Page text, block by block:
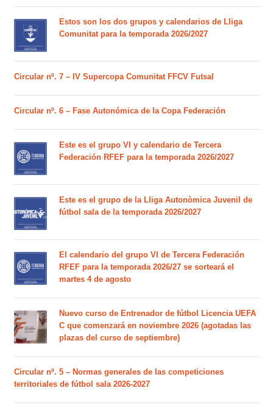
Estos son los dos grupos y calendarios de Lliga
Comunitat para la temporada 2026/2027
Circular nº. 7 – IV Supercopa Comunitat FFCV Futsal
Circular nº. 6 – Fase Autonómica de la Copa Federación
Este es el grupo VI y calendario de Tercera
Federación RFEF para la temporada 2026/2027
Este es el grupo de la Lliga Autonòmica Juvenil de
fútbol sala de la temporada 2026/2027
El calendario del grupo VI de Tercera Federación
RFEF para la temporada 2026/27 se sorteará el
martes 4 de agosto
Nuevo curso de Entrenador de fútbol Licencia UEFA
C que comenzará en noviembre 2026 (agotadas las
plazas del curso de septiembre)
Circular nº. 5 – Normas generales de las competiciones
territoriales de fútbol sala 2026-2027